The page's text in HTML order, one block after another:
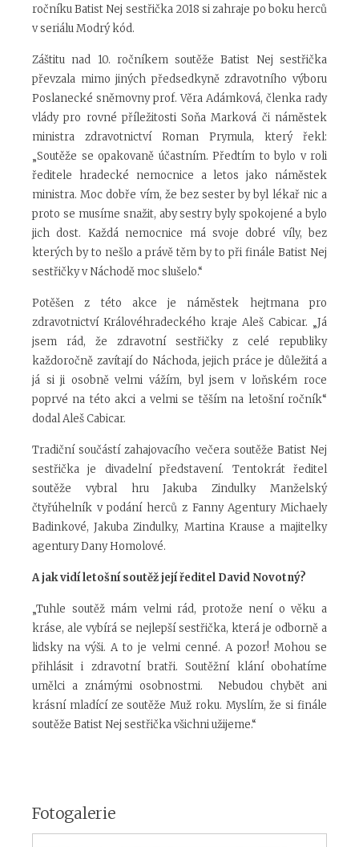
ročníku Batist Nej sestřička 2018 si zahraje po boku herců
v seriálu Modrý kód.
Záštitu nad 10. ročníkem soutěže Batist Nej sestřička
převzala mimo jiných předsedkyně zdravotního výboru
Poslanecké sněmovny prof. Věra Adámková, členka rady
vlády pro rovné příležitosti Soňa Marková či náměstek
ministra zdravotnictví Roman Prymula, který řekl:
„Soutěže se opakovaně účastním. Předtím to bylo v roli
ředitele hradecké nemocnice a letos jako náměstek
ministra. Moc dobře vím, že bez sester by byl lékař nic a
proto se musíme snažit, aby sestry byly spokojené a bylo
jich dost. Každá nemocnice má svoje dobré víly, bez
kterých by to nešlo a právě těm by to při finále Batist Nej
sestřičky v Náchodě moc slušelo.“
Potěšen z této akce je náměstek hejtmana pro
zdravotnictví Královéhradeckého kraje Aleš Cabicar. „Já
jsem rád, že zdravotní sestřičky z celé republiky
každoročně zavítají do Náchoda, jejich práce je důležitá a
já si ji osobně velmi vážím, byl jsem v loňském roce
poprvé na této akci a velmi se těším na letošní ročník“
dodal Aleš Cabicar.
Tradiční součástí zahajovacího večera soutěže Batist Nej
sestřička je divadelní představení. Tentokrát ředitel
soutěže vybral hru Jakuba Zindulky Manželský
čtyřúhelník v podání herců z Fanny Agentury Michaely
Badinkové, Jakuba Zindulky, Martina Krause a majitelky
agentury Dany Homolové.
A jak vidí letošní soutěž její ředitel David Novotný?
„Tuhle soutěž mám velmi rád, protože není o věku a
kráse, ale vybírá se nejlepší sestřička, která je odborně a
lidsky na výši. A to je velmi cenné. A pozor! Mohou se
přihlásit i zdravotní bratři. Soutěžní klání obohatíme
umělci a známými osobnostmi. Nebudou chybět ani
krásní mladící ze soutěže Muž roku. Myslím, že si finále
soutěže Batist Nej sestřička všichni užijeme.“
Fotogalerie